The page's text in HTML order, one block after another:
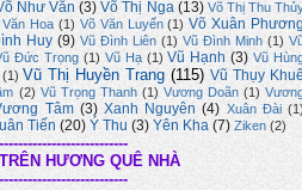
Như Văn (3) Võ Thị Nga (13) Võ Thị Thu
Văn Hoa (1) Võ Văn Luyến (1) Võ Xuân
Huy (9) Vũ Đình Liên (1) Vũ Đình Minh (1)
Đức Trọng (1) Vũ Hạ (1) Vũ Hạnh (3) Vũ
(1) Vũ Thị Huyền Trang (115) Vũ Thụy
(2) Vũ Trọng Thanh (1) Vương Doãn (1)
Tâm (3) Xanh Nguyên (4) Xuân Đài
Tiến (20) Ý Thu (3) Yên Kha (7) Ziken (2)
HƯƠNG QUÊ NHÀ